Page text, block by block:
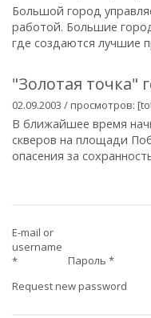
Большой город
работой. Большие
где создаются лучшие
"Золотая точка"
02.09.2003 / просмотров:
В ближайшее время
скверов на площади
опасения за
E-mail or
username
*
Пароль *
Request new password